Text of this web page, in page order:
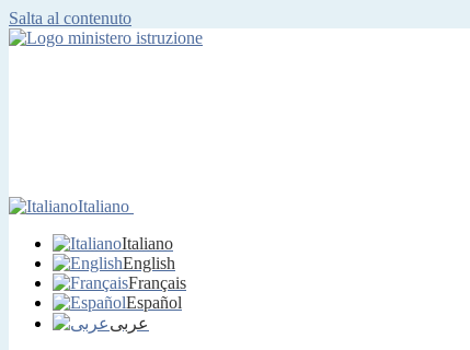
Salta al contenuto
Italiano
Italiano
English
Français
Español
عربى